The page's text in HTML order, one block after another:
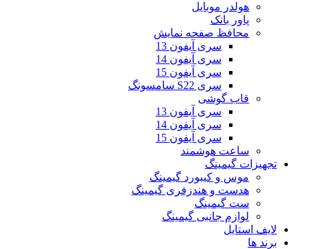
هولدر موبایل
پاور بانک
محافظ صفحه نمایش
سری آیفون 13
سری آیفون 14
سری آیفون 15
سری S22 سامسونگ
قاب گوشی
سری آیفون 13
سری آیفون 14
سری آیفون 15
ساعت هوشمند
تجهیزات گیمینگ
موس و کیبورد گیمینگ
هدست و هندزفری گیمینگ
ست گیمینگ
لوازم جانبی گیمینگ
لایف استایل
برند ها